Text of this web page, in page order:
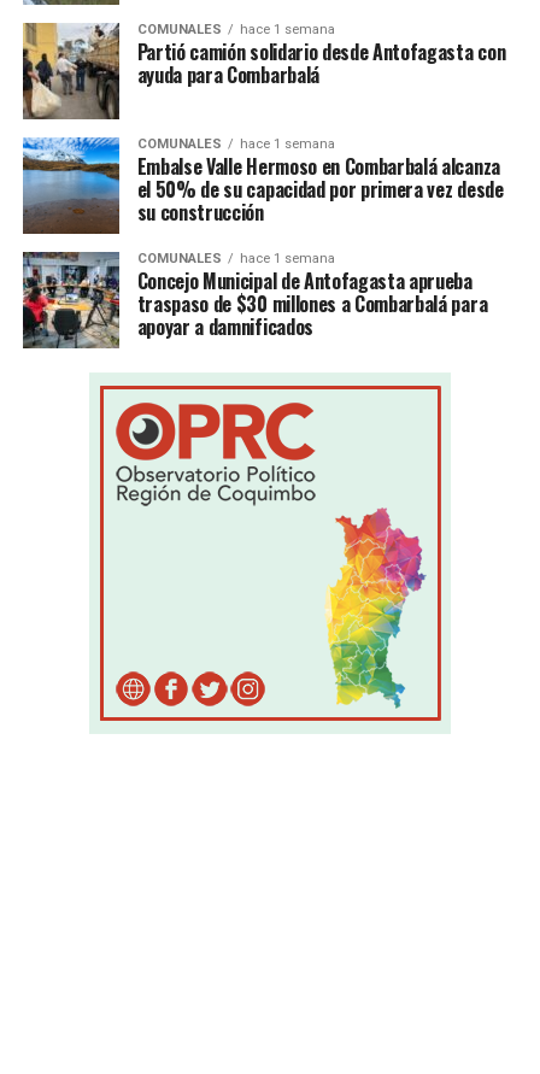
COMUNALES hace 1 semana
Partió camión solidario desde Antofagasta con
ayuda para Combarbalá
COMUNALES hace 1 semana
Embalse Valle Hermoso en Combarbalá alcanza
el 50% de su capacidad por primera vez desde
su construcción
COMUNALES hace 1 semana
Concejo Municipal de Antofagasta aprueba
traspaso de $30 millones a Combarbalá para
apoyar a damnificados